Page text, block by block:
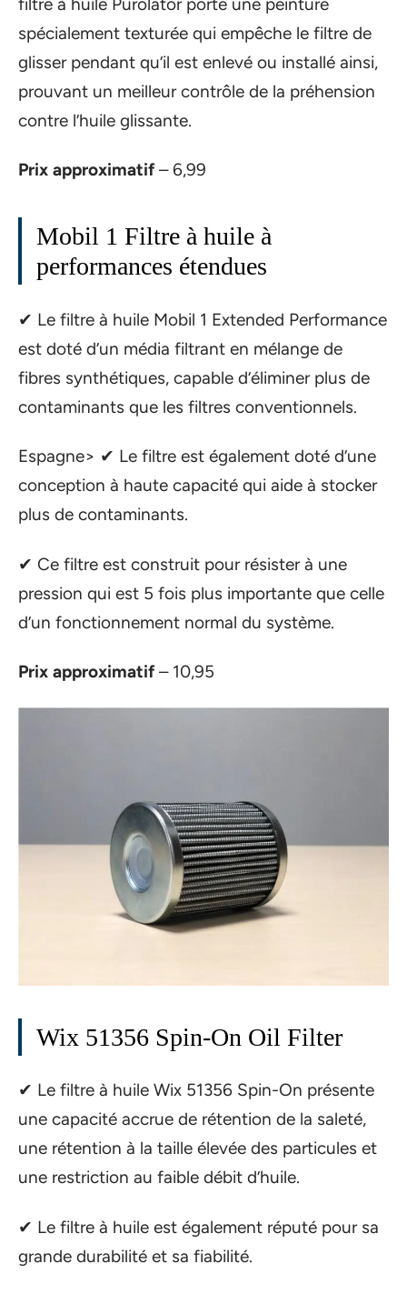
spécialement texturée qui empêche le filtre de
glisser pendant qu’il est enlevé ou installé ainsi,
prouvant un meilleur contrôle de la préhension
contre l’huile glissante.
Prix approximatif– 6,99
Mobil 1 Filtre à huile à
performances étendues
✔ Le filtre à huile Mobil 1 Extended Performance
est doté d’un média filtrant en mélange de
fibres synthétiques, capable d’éliminer plus de
contaminants que les filtres conventionnels.
Espagne> ✔ Le filtre est également doté d’une
conception à haute capacité qui aide à stocker
plus de contaminants.
✔ Ce filtre est construit pour résister à une
pression qui est 5 fois plus importante que celle
d’un fonctionnement normal du système.
Prix approximatif– 10,95
Wix 51356 Spin-On Oil Filter
✔ Le filtre à huile Wix 51356 Spin-On présente
une capacité accrue de rétention de la saleté,
une rétention à la taille élevée des particules et
une restriction au faible débit d’huile.
✔ Le filtre à huile est également réputé pour sa
grande durabilité et sa fiabilité.